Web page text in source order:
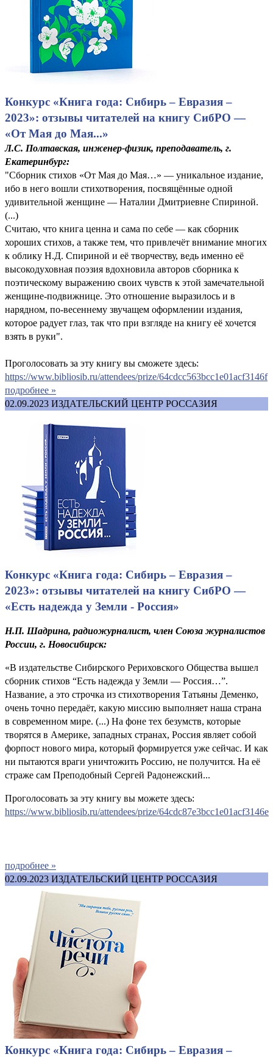
Конкурс «Книга года: Сибирь – Евразия –
2023»: отзывы читателей на книгу СибРО —
«От Мая до Мая...»
Л.С. Полтавская, инженер-физик, преподаватель, г.
Екатеринбург:
"Сборник стихов «От Мая до Мая…» — уникальное издание,
ибо в него вошли стихотворения, посвящённые одной
удивительной женщине — Наталии Дмитриевне Спириной.
(...)
Считаю, что книга ценна и сама по себе — как сборник
хороших стихов, а также тем, что привлечёт внимание многих
к облику Н.Д. Спириной и её творчеству, ведь именно её
высокодуховная поэзия вдохновила авторов сборника к
поэтическому выражению своих чувств к этой замечательной
женщине-подвижнице. Это отношение выразилось и в
нарядном, по-весеннему звучащем оформлении издания,
которое радует глаз, так что при взгляде на книгу её хочется
взять в руки".
Проголосовать за эту книгу вы сможете здесь:
https://www.bibliosib.ru/attendees/prize/64cdcc563bcc1e01acf3146f
подробнее »
02.09.2023 ИЗДАТЕЛЬСКИЙ ЦЕНТР РОССАЗИЯ
Конкурс «Книга года: Сибирь – Евразия –
2023»: отзывы читателей на книгу СибРО —
«Есть надежда у Земли - Россия»
Н.П. Шадрина, радиожурналист, член Союза журналистов
России, г. Новосибирск:
«В издательстве Сибирского Рериховского Общества вышел
сборник стихов “Есть надежда у Земли — Россия…”.
Название, а это строчка из стихотворения Татьяны Деменко,
очень точно передаёт, какую миссию выполняет наша страна
в современном мире. (...) На фоне тех безумств, которые
творятся в Америке, западных странах, Россия являет собой
форпост нового мира, который формируется уже сейчас. И как
ни пытаются враги уничтожить Россию, не получится. На её
страже сам Преподобный Сергей Радонежский...
Проголосовать за эту книгу вы можете здесь:
https://www.bibliosib.ru/attendees/prize/64cdc87e3bcc1e01acf3146e
подробнее »
02.09.2023 ИЗДАТЕЛЬСКИЙ ЦЕНТР РОССАЗИЯ
Конкурс «Книга года: Сибирь – Евразия –